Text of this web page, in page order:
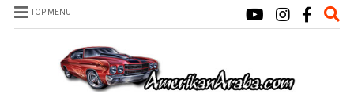
TOP MENU